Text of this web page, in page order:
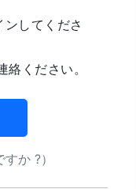
してくださ
ください。
か ?）